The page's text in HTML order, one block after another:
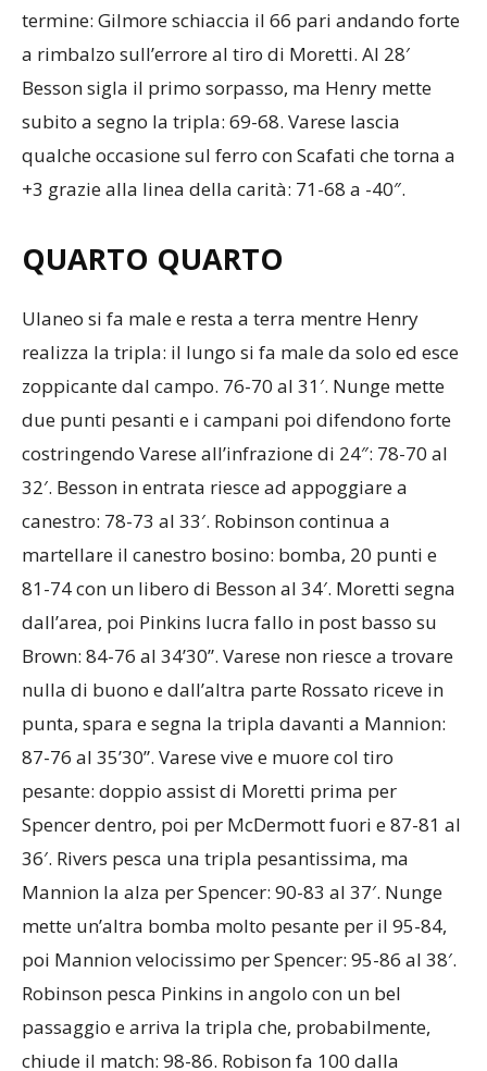
termine: Gilmore schiaccia il 66 pari andando forte
a rimbalzo sull’errore al tiro di Moretti. Al 28′
Besson sigla il primo sorpasso, ma Henry mette
subito a segno la tripla: 69-68. Varese lascia
qualche occasione sul ferro con Scafati che torna a
+3 grazie alla linea della carità: 71-68 a -40″.
QUARTO QUARTO
Ulaneo si fa male e resta a terra mentre Henry
realizza la tripla: il lungo si fa male da solo ed esce
zoppicante dal campo. 76-70 al 31′. Nunge mette
due punti pesanti e i campani poi difendono forte
costringendo Varese all’infrazione di 24″: 78-70 al
32′. Besson in entrata riesce ad appoggiare a
canestro: 78-73 al 33′. Robinson continua a
martellare il canestro bosino: bomba, 20 punti e
81-74 con un libero di Besson al 34′. Moretti segna
dall’area, poi Pinkins lucra fallo in post basso su
Brown: 84-76 al 34’30”. Varese non riesce a trovare
nulla di buono e dall’altra parte Rossato riceve in
punta, spara e segna la tripla davanti a Mannion:
87-76 al 35’30”. Varese vive e muore col tiro
pesante: doppio assist di Moretti prima per
Spencer dentro, poi per McDermott fuori e 87-81 al
36′. Rivers pesca una tripla pesantissima, ma
Mannion la alza per Spencer: 90-83 al 37′. Nunge
mette un’altra bomba molto pesante per il 95-84,
poi Mannion velocissimo per Spencer: 95-86 al 38′.
Robinson pesca Pinkins in angolo con un bel
passaggio e arriva la tripla che, probabilmente,
chiude il match: 98-86. Robison fa 100 dalla